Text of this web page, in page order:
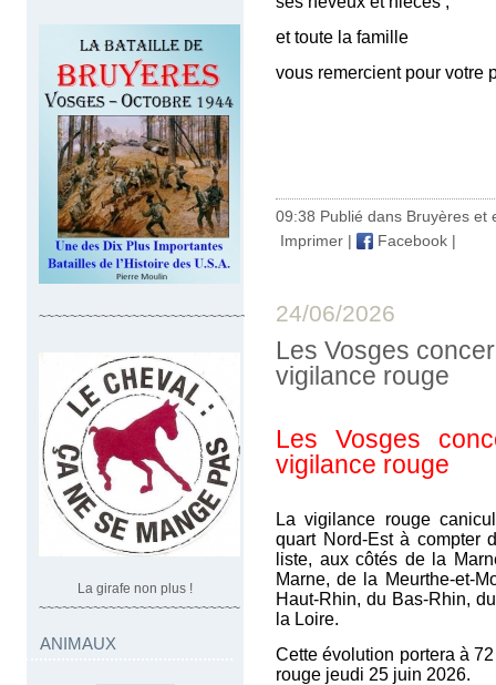
~~~~~~~~~~~~~~~~~~~~~~~~~~~~
La girafe non plus !
~~~~~~~~~~~~~~~~~~~~~~~~~~
ANIMAUX
et toute la famille
vous remercient pour votre
09:38 Publié dans Bruyères et
Imprimer | Facebook |
24/06/2026
Les Vosges
vigilance rouge
Les Vosges
vigilance rouge
La vigilance rouge
quart Nord-Est à compter
liste, aux côtés de la
Marne, de la Meurthe-et-
Haut-Rhin, du Bas-Rhin,
la Loire.
Cette évolution portera à
rouge jeudi 25 juin 2026.